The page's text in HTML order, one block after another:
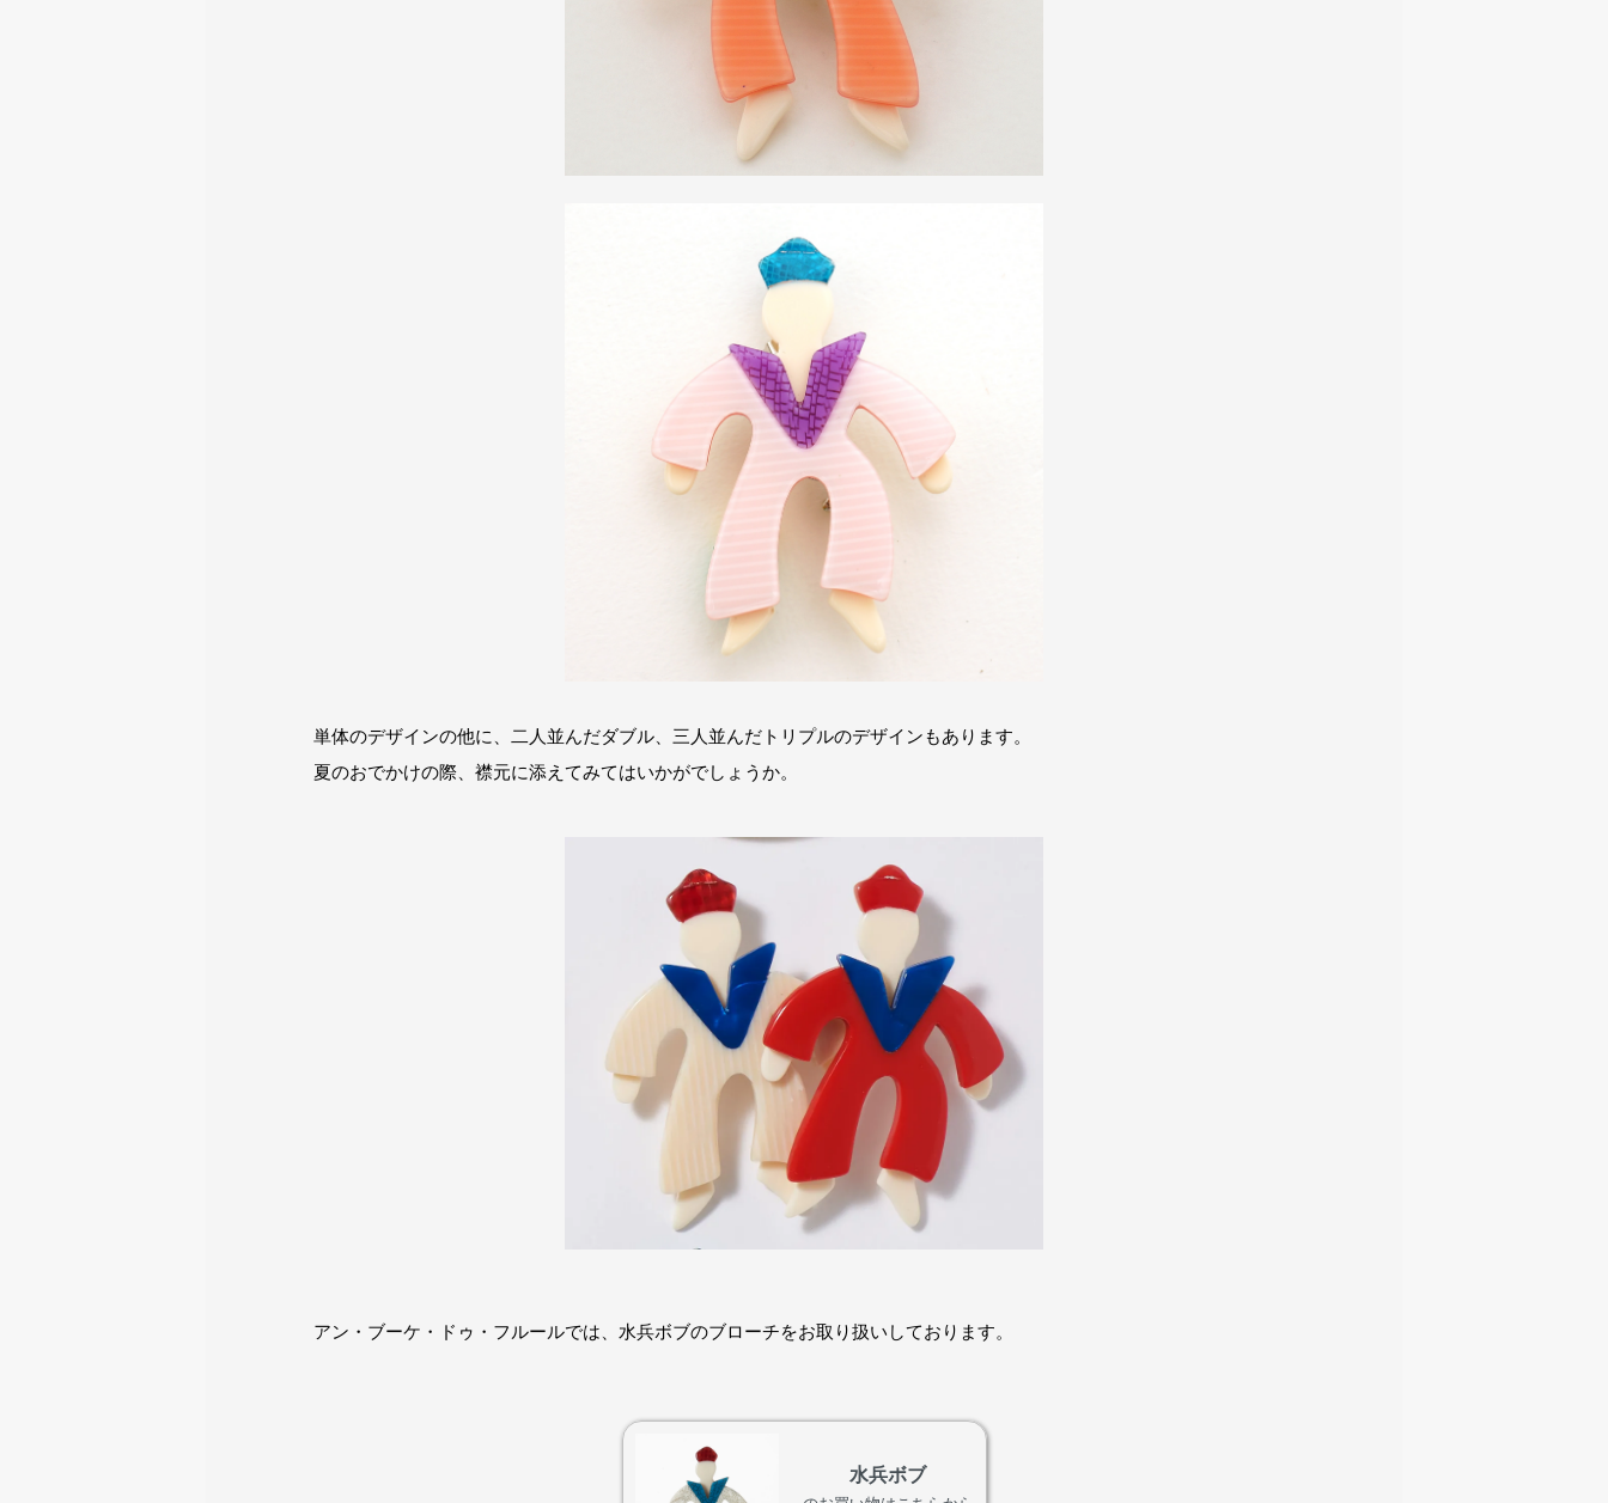
単体のデザインの他に、二人並んだダブル、三人並んだトリプルのデザインもあります。
夏のおでかけの際、襟元に添えてみてはいかがでしょうか。
アン・ブーケ・ドゥ・フルールでは、水兵ボブのブローチをお取り扱いしております。
水兵ボブ